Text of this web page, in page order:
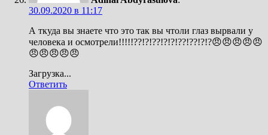
30.09.2020 в 11:17
А ткуда вы знаете что это так вы чтоли глаз вырвали у
человека и осмотрели!!!!!??!?!??!?!?!??!??!?!?😠😠😠😠😠
😠😠😠😠😠
Загрузка...
Ответить